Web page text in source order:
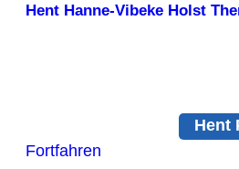
Hent Hanne-Vibeke Holst
Hent
Fortfahren